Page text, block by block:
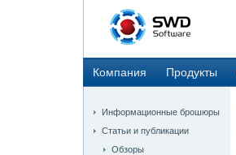
Компания Продукты
Информационные брошюры
Статьи и публикации
Обзоры